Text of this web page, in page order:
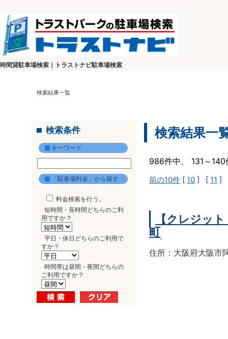
時間貸駐車場検索｜トラストナビ駐車場検索
検索結果一覧
検索条件
キーワード
「駐車場料金」から探す
料金検索を行う。
短時間・長時間どちらのご利
用ですか？
平日・休日どちらのご利用で
すか？
時間帯は昼間・夜間どちらの
ご利用ですか？
検索結果一
986件中、 131～
前の10件 [ 10 ] [ 11 ]
【クレジッ
町
住所：大阪府大阪市